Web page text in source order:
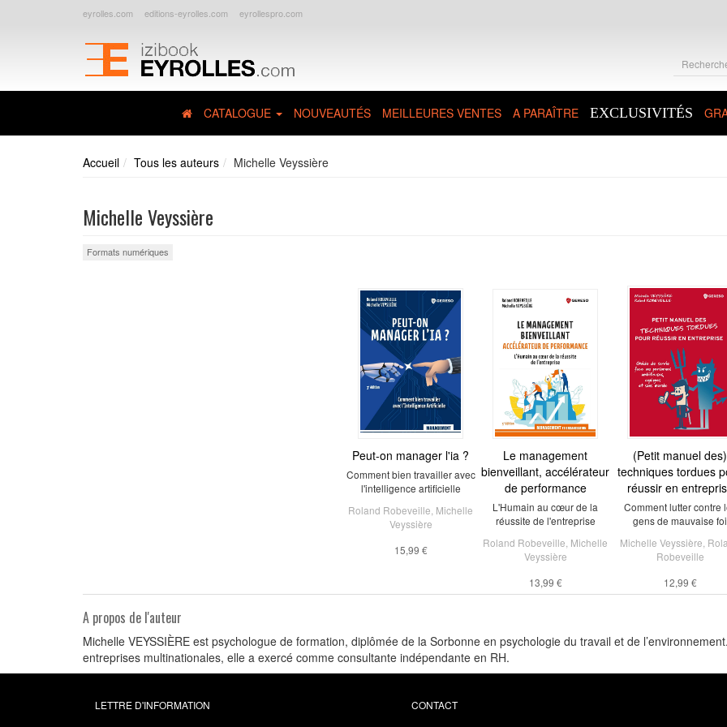
eyrolles.com editions-eyrolles.com eyrollespro.com
CATALOGUE NOUVEAUTÉS MEILLEURES VENTES A PARAÎTRE EXCLUSIVITÉS
Accueil Tous les auteurs Michelle Veyssière
Michelle Veyssière
Formats numériques
Peut-on manager l'ia ?
Comment bien travailler avec
l'intelligence artificielle
Roland Robeveille Michelle
Veyssière
15,99 €
Le management
bienveillant, accélérateur
de performance
L'Humain au cœur de la
réussite de l'entreprise
Roland Robeveille Michelle
Veyssière
13,99 €
(Petit manuel des)
techniques tordues
réussir en
Comment lutter contre
gens de mauvaise foi
Michelle Veyssière
Robeveille
12,99 €
A propos de l'auteur
Michelle VEYSSIÈRE est psychologue de formation, diplômée de la Sorbonne en psychologie du travail et de
entreprises multinationales, elle a exercé comme consultante indépendante en RH.
LETTRE D'INFORMATION CONTACT